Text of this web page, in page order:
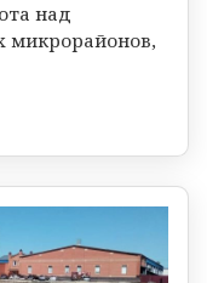
над
микрорайонов,